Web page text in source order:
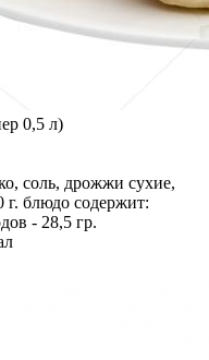
0,5 л)
соль, дрожжи сухие,
г. блюдо содержит:
- 28,5 гр.